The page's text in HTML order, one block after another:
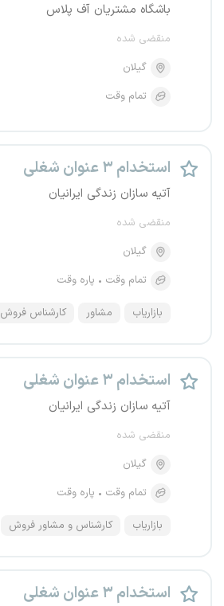
باشگاه مشتریان آف پلاس
منقضی شده
گیلان
تمام وقت
استخدام ۳ عنوان شغلی
آتیه سازان زندگی ایرانیان
منقضی شده
گیلان
تمام وقت
پاره وقت
بازاریاب مشاور کارشناس فروش
استخدام ۳ عنوان شغلی
آتیه سازان زندگی ایرانیان
منقضی شده
گیلان
تمام وقت
پاره وقت
بازاریاب کارشناس و مشاور فروش
استخدام ۳ عنوان شغلی